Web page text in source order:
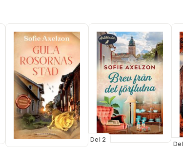
Del 2